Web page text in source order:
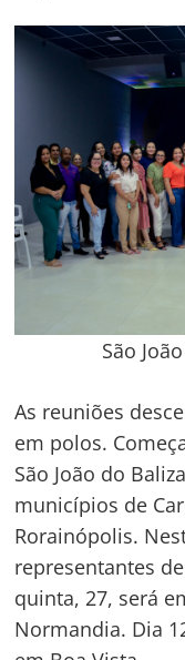
São
As reuniões
em polos.
São João do
municípios de
Rorainópolis.
representantes
quinta, 27, será
Normandia. Dia